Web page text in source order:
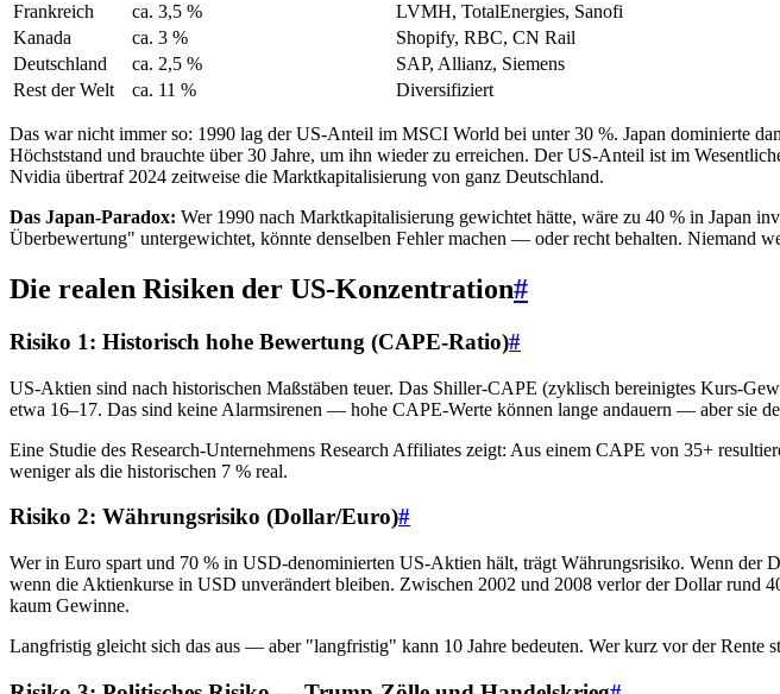
Frankreich
ca. 3,5 %
LVMH, TotalEnergies, Sanofi
Kanada
ca. 3 %
Shopify, RBC, CN Rail
Deutschland
ca. 2,5 %
SAP, Allianz, Siemens
Rest der Welt
ca. 11 % Diversifiziert
Das war nicht immer so: 1990 lag der US-Anteil im MSCI World bei unter 30 %. Japan dominierte
Höchststand und brauchte über 30 Jahre, um ihn wieder zu erreichen. Der US-Anteil ist im
Nvidia übertraf 2024 zeitweise die Marktkapitalisierung von ganz Deutschland.
Das Japan-Paradox: Wer 1990 nach Marktkapitalisierung gewichtet hätte, wäre zu 40 % in Japan
Überbewertung" untergewichtet, könnte denselben Fehler machen — oder recht behalten. Niemand
Die realen Risiken der US-Konzentration#
Risiko 1: Historisch hohe Bewertung (CAPE-Ratio)#
US-Aktien sind nach historischen Maßstäben teuer. Das Shiller-CAPE (zyklisch bereinigtes Kurs-
etwa 16–17. Das sind keine Alarmsirenen — hohe CAPE-Werte können lange andauern — aber sie
Eine Studie des Research-Unternehmens Research Affiliates zeigt: Aus einem CAPE von 35+
weniger als die historischen 7 % real.
Risiko 2: Währungsrisiko (Dollar/Euro)#
Wer in Euro spart und 70 % in USD-denominierten US-Aktien hält, trägt Währungsrisiko. Wenn
wenn die Aktienkurse in USD unverändert bleiben. Zwischen 2002 und 2008 verlor der Dollar rund
kaum Gewinne.
Langfristig gleicht sich das aus — aber "langfristig" kann 10 Jahre bedeuten. Wer kurz vor der Rente